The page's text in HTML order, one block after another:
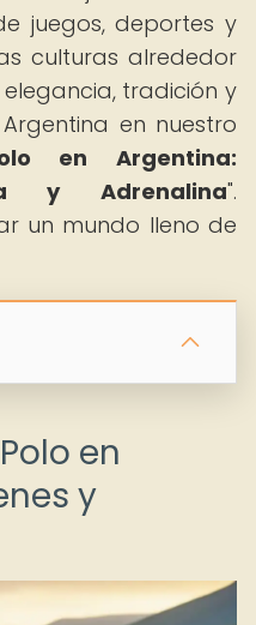
juegos, deportes y
culturas alrededor
tradición y
en nuestro
en Argentina:
y Adrenalina".
un mundo lleno de
en
y